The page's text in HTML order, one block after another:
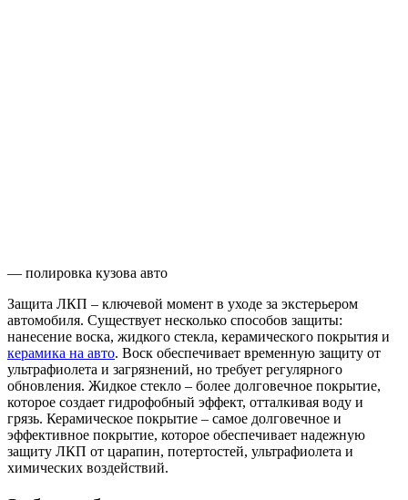
— полировка кузова авто
Защита ЛКП – ключевой момент в уходе за экстерьером
автомобиля. Существует несколько способов защиты:
нанесение воска, жидкого стекла, керамического покрытия и
керамика на авто. Воск обеспечивает временную защиту от
ультрафиолета и загрязнений, но требует регулярного
обновления. Жидкое стекло – более долговечное покрытие,
которое создает гидрофобный эффект, отталкивая воду и
грязь. Керамическое покрытие – самое долговечное и
эффективное покрытие, которое обеспечивает надежную
защиту ЛКП от царапин, потертостей, ультрафиолета и
химических воздействий.